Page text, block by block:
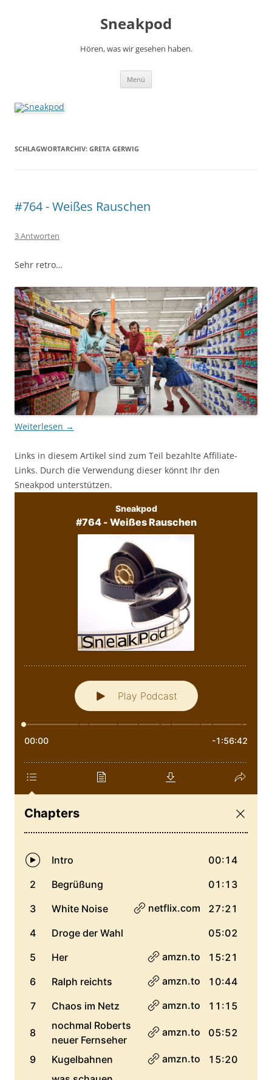
Sneakpod
Hören, was wir gesehen haben.
Menü
SCHLAGWORTARCHIV: GRETA GERWIG
#764 - Weißes Rauschen
3 Antworten
Sehr retro…
Weiterlesen →
Links in diesem Artikel sind zum Teil bezahlte Affiliate-
Links. Durch die Verwendung dieser könnt Ihr den
Sneakpod unterstützen.